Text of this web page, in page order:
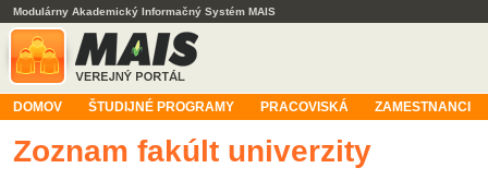
Modulárny Akademický Informačný Systém MAIS
DOMOV ŠTUDIJNÉ PROGRAMY PRACOVISKÁ ZAMESTNANCI
Zoznam fakúlt univerzity